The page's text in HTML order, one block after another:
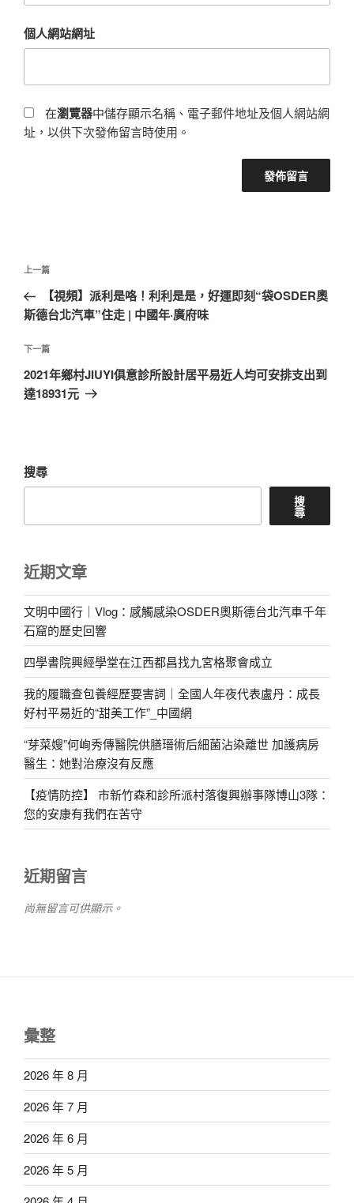
個人網站網址
在瀏覽器中儲存顯示名稱、電子郵件地址及個人網站網
址，以供下次發佈留言時使用。
文
導
覽
上
一
篇
章
上一篇
【視頻】派利是咯！利利是是，好運即刻“袋OSDER奧
斯德台北汽車”住走 | 中國年·廣府味
下
一
篇
下一篇
2021年鄉村JIUYI俱意診所設計居平易近人均可安排支出到
達18931元
搜尋
搜
尋
近期文章
文明中國行｜Vlog：感觸感染OSDER奧斯德台北汽車千年
石窟的歷史回響
四學書院興經學堂在江西都昌找九宮格聚會成立
我的履職查包養經歷要害詞｜全國人年夜代表盧丹：成長
好村平易近的“甜美工作”_中國網
“芽菜嫂”何峋秀傳醫院供膳瑨術后細菌沾染離世 加護病房
醫生：她對治療沒有反應
【疫情防控】 市新竹森和診所派村落復興辦事隊博山3隊：
您的安康有我們在苦守
近期留言
尚無留言可供顯示。
彙整
2026 年 8 月
2026 年 7 月
2026 年 6 月
2026 年 5 月